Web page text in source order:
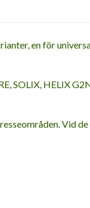
en för
SOLIX, HELIX
Vid de